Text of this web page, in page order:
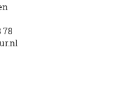
78